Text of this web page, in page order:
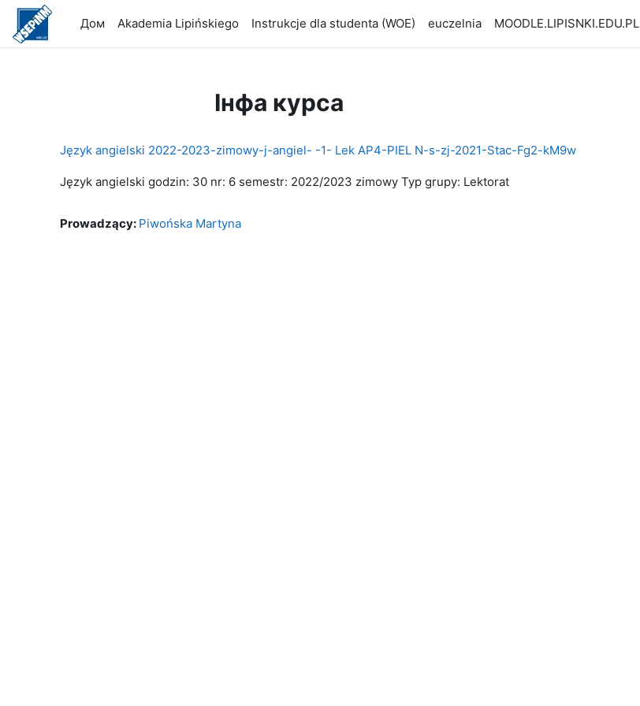
Прапусьціць да асноўнага кантэнту
Дом
Akademia Lipińskiego Instrukcje dla studenta (WOE) euczelnia MOODLE.LIPISNKI.EDU.PL
Інфа курса
Język angielski 2022-2023-zimowy-j-angiel- -1- Lek AP4-PIEL N-s-zj-2021-Stac-Fg2-kM9w
Język angielski godzin: 30 nr: 6 semestr: 2022/2023 zimowy Typ grupy: Lektorat
Prowadzący: Piwońska Martyna